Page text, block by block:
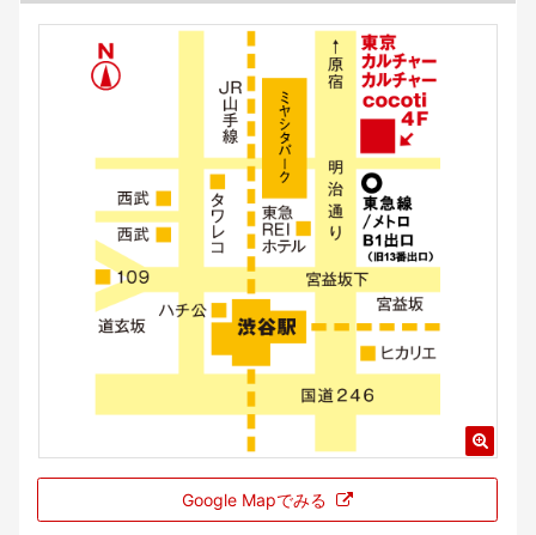
Google Mapでみる